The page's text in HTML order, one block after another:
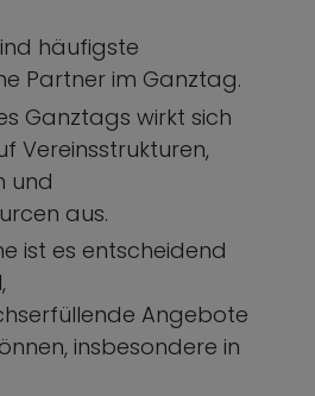
häufigste
Partner im Ganztag.
Ganztags wirkt sich
Vereinsstrukturen,
und
aus.
ist es entscheidend
Angebote
insbesondere in